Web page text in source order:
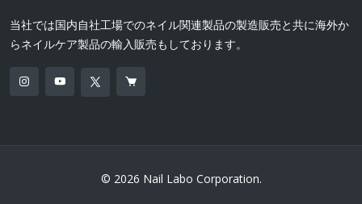
当社では国内自社工場でのネイル関連製品の製造販売と共に海外か
らネイルケア製品の輸入販売もしております。
© 2026 Nail Labo Corporation.